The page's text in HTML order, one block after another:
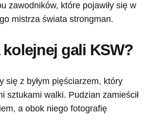
zawodników, które pojawiły się w
mistrza świata strongman.
gali KSW?
się z byłym pięściarzem, który
sztukami walki. Pudzian zamieścił
a obok niego fotografię